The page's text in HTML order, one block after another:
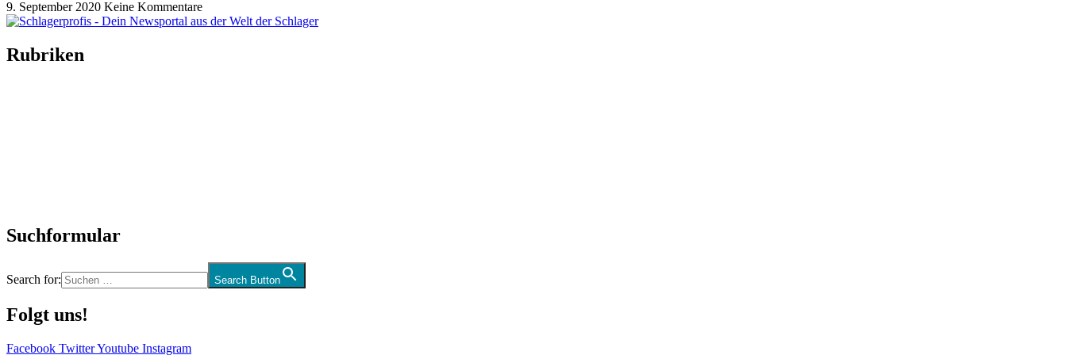
9. September 2020 Keine Kommentare
Rubriken
Suchformular
Search for: Search Button
Folgt uns!
Facebook TwitterYoutube Instagram